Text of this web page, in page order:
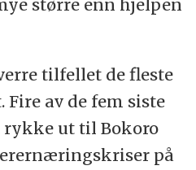
større enn hjelpen
tilfellet de fleste
av de fem siste
rykke ut til Bokoro
på